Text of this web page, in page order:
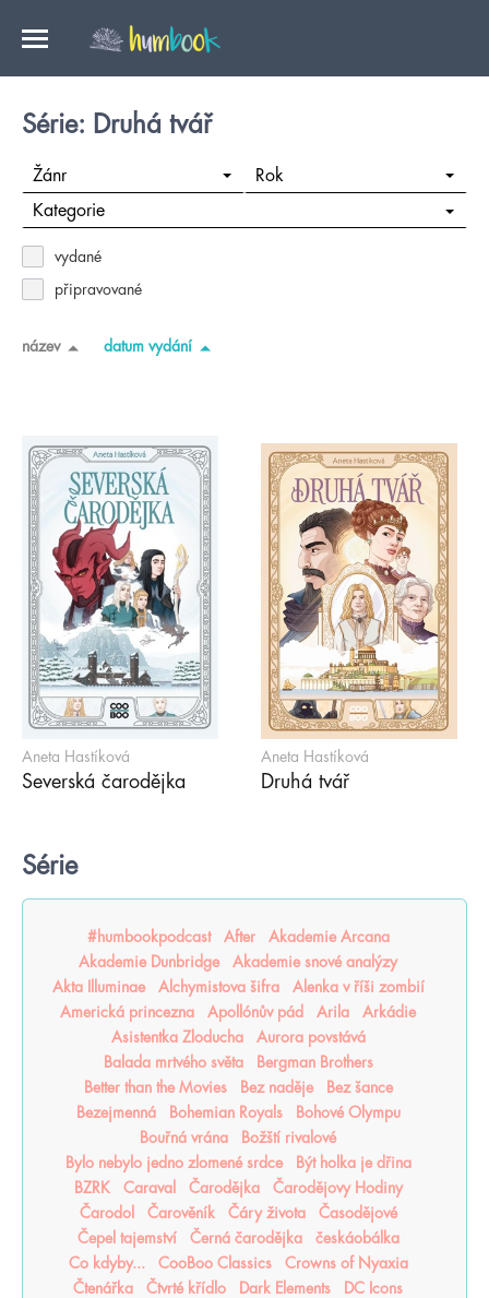
Série: Druhá tvář
Žánr Rok
Kategorie
vydané
připravované
název datum vydání
Aneta Hastíková
Severská čarodějka
Aneta Hastíková
Druhá tvář
Série
#humbookpodcast After
Akademie Arcana
Akademie Dunbridge
Akademie snové analýzy
Akta Illuminae
Alchymistova šifra
Alenka v říši zombií
Americká princezna
Apollónův pád Arila
Arkádie
Asistentka Zloducha
Aurora povstává
Balada mrtvého světa
Bergman Brothers
Better than the Movies
Bez naděje
Bez šance
Bezejmenná
Bohemian Royals
Bohové Olympu
Bouřná vrána
Božští rivalové
Bylo nebylo jedno zlomené srdce
Být holka je dřina
BZRK
Caraval Čarodějka
Čarodějovy Hodiny
Čarodol
Čarověník Čáry života
Časodějové
Čepel tajemství
Černá čarodějka
českáobálka
Co kdyby...
CooBoo Classics
Crowns of Nyaxia
Čtenářka
Čtvrté křídlo Dark Elements
DC Icons